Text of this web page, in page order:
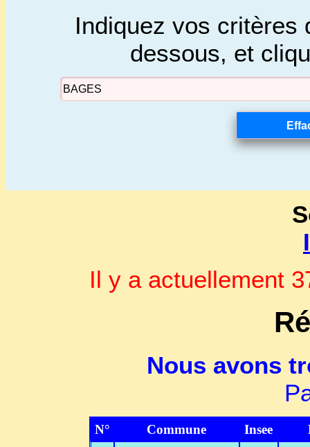
Indiquez vos critères
dessous, et
Il y a actuellement
Nous avons
N° Commune Insee